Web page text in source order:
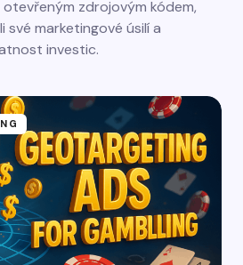
zdrojovým kódem,
své marketingové úsilí a
investic.